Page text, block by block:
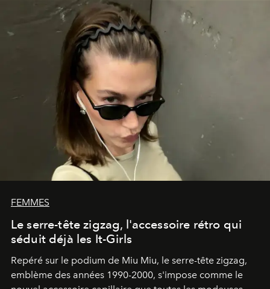
FEMMES
Le serre-tête zigzag, l'accessoire rétro qui
séduit déjà les It-Girls
Repéré sur le podium de Miu Miu, le serre-tête zigzag,
emblème des années 1990-2000, s'impose comme le